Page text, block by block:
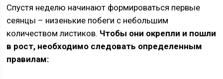
Спустя неделю начинают формироваться первые
сеянцы – низенькие побеги с небольшим
количеством листиков. Чтобы они окрепли и пошли
в рост, необходимо следовать определенным
правилам: